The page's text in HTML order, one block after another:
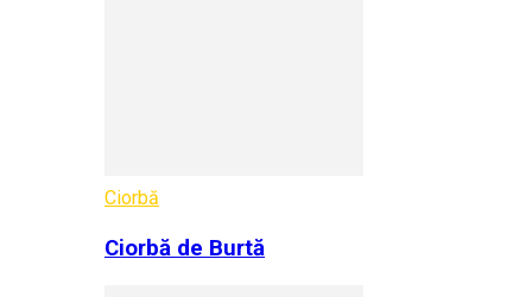
Ciorbă
Ciorbă de Burtă